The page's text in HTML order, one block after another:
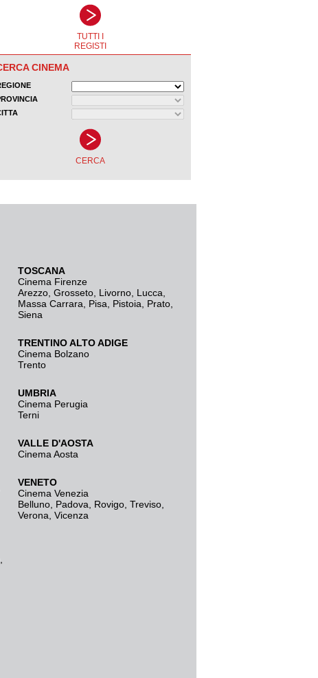
TOSCANA
Cinema Firenze
Arezzo Grosseto Livorno Lucca
Massa Carrara
Pisa Pistoia Prato
Siena
TRENTINO ALTO ADIGE
Cinema Bolzano
Trento
UMBRIA
Cinema Perugia
Terni
VALLE D'AOSTA
Cinema Aosta
VENETO
Cinema Venezia
Belluno Padova Rovigo Treviso
Verona Vicenza